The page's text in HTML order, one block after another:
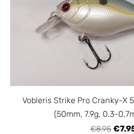
Vobleris Strike Pro Cranky-X
(50mm, 7.9g, 0.3-
€8.95